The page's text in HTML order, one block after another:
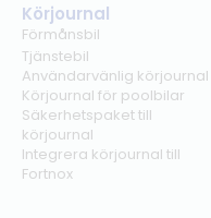
Körjournal
Förmånsbil
Tjänstebil
Användarvänlig körjournal
Körjournal för poolbilar
Säkerhetspaket till
körjournal
Integrera körjournal till
Fortnox